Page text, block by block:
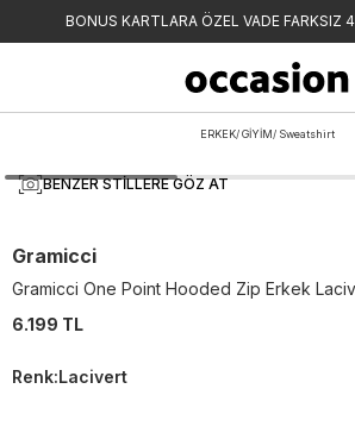
BONUS KARTLARA ÖZEL VADE FARKSIZ
ERKEK/ GİYİM/ Sweatshirt
BENZER STILLERE GÖZ AT
Gramicci
Gramicci One Point Hooded Zip Erkek
6.199 TL
Renk:Lacivert